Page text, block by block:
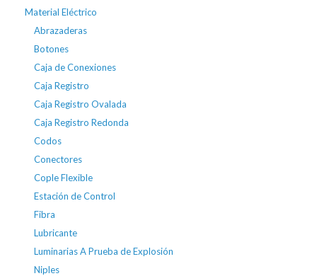
Material Eléctrico
Abrazaderas
Botones
Caja de Conexiones
Caja Registro
Caja Registro Ovalada
Caja Registro Redonda
Codos
Conectores
Cople Flexible
Estación de Control
Fibra
Lubricante
Luminarias A Prueba de Explosión
Niples